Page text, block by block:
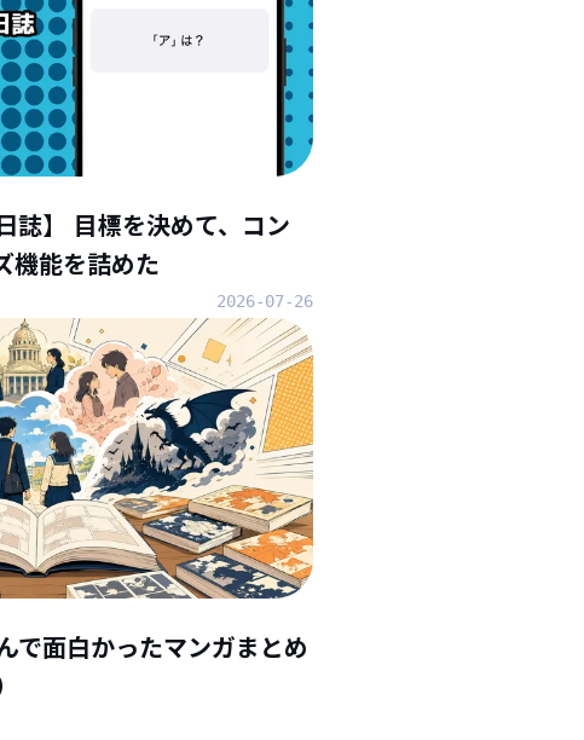
誌】 目標を決めて、コン
機能を詰めた
2026-07-26
で面白かったマンガまとめ